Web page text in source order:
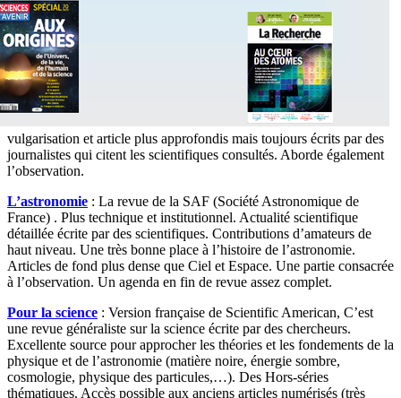
vulgarisation et article plus approfondis mais toujours écrits par des
journalistes qui citent les scientifiques consultés. Aborde également
l’observation.
L’astronomie : La revue de la SAF (Société Astronomique de
France) . Plus technique et institutionnel. Actualité scientifique
détaillée écrite par des scientifiques. Contributions d’amateurs de
haut niveau. Une très bonne place à l’histoire de l’astronomie.
Articles de fond plus dense que Ciel et Espace. Une partie consacrée
à l’observation. Un agenda en fin de revue assez complet.
Pour la science : Version française de Scientific American, C’est
une revue généraliste sur la science écrite par des chercheurs.
Excellente source pour approcher les théories et les fondements de la
physique et de l’astronomie (matière noire, énergie sombre,
cosmologie, physique des particules,…). Des Hors-séries
thématiques. Accès possible aux anciens articles numérisés (très